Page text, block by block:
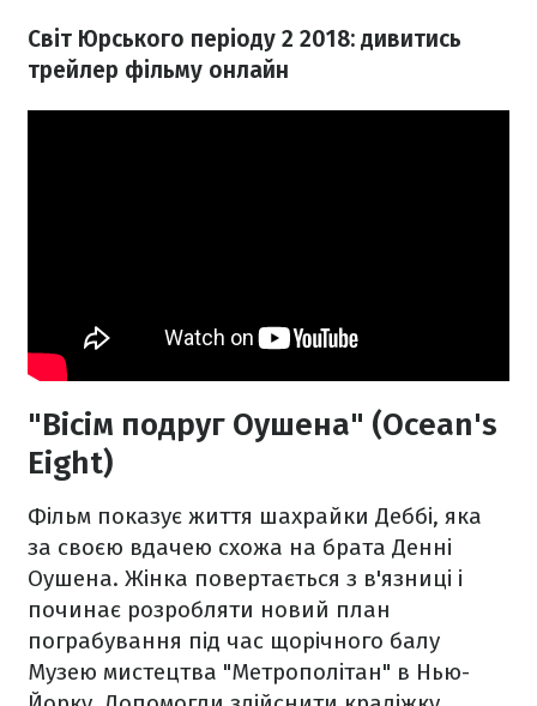
Світ Юрського періоду 2 2018: дивитись
трейлер фільму онлайн
"Вісім подруг Оушена" (Ocean's
Eight)
Фільм показує життя шахрайки Деббі, яка
за своєю вдачею схожа на брата Денні
Оушена. Жінка повертається з в'язниці і
починає розробляти новий план
пограбування під час щорічного балу
Музею мистецтва "Метрополітан" в Нью-